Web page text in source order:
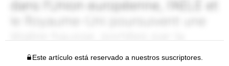
Este artículo está reservado a nuestros suscriptores.